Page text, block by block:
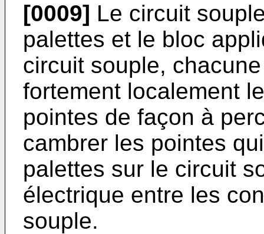
[0009] Le circuit
palettes et le bloc
circuit souple,
fortement localement
pointes de façon à
cambrer les pointes
palettes sur le circuit
électrique entre les
souple.